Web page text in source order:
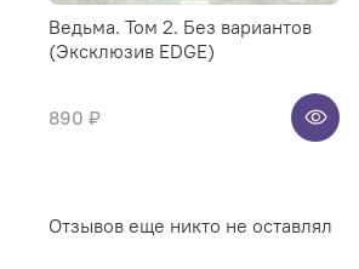
Ведьма. Том 2. Без вариантов
(Эксклюзив EDGE)
890 ₽
Отзывов еще никто не оставлял